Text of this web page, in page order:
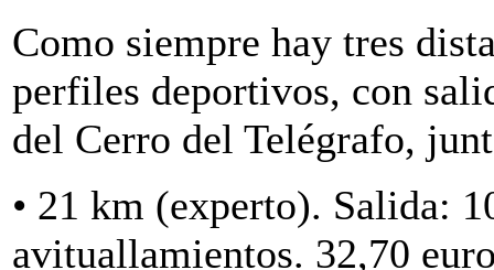
Como siempre hay tres
perfiles deportivos, con
del Cerro del Telégrafo,
• 21 km (experto). Salida:
avituallamientos. 32,70